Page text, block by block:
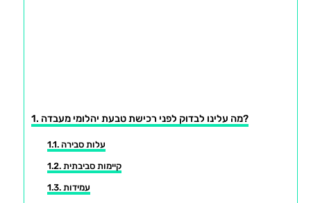
מה עלינו לבדוק לפני רכישת טבעת יהלומי מעבדה?
עלות סבירה
קיימות סביבתית
עמידות